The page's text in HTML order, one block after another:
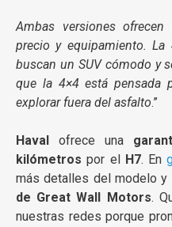
Ambas versiones
precio y equipamiento. La
buscan un SUV cómodo y
que la 4×4 está pensada
explorar fuera del asfalto.”
Haval ofrece una
kilómetros por el H7. En
más detalles del modelo y
de Great Wall Motors.
nuestras redes porque